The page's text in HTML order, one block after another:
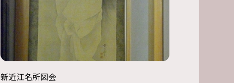
新近江名所図会